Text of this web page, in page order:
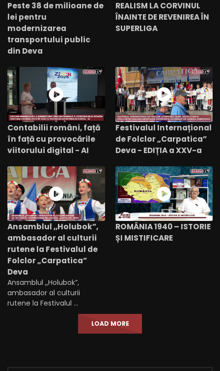
Peste 38 de milioane de
lei pentru
modernizarea
transportului public
din Deva
REALISM LA CORVINUL
ÎNAINTE DE REVENIREA ÎN
SUPERLIGA
Contabilii români, față
în față cu provocările
viitorului digital - AI
Festivalul Internațional
de Folclor „Carpatica”
Deva - EDIȚIA a XXV-a
Ansamblul ,,Holubok”,
ambasador al culturii
rutene la Festivalul de
Folclor „Carpatica”
Deva
Ansamblul ,,Holubok”,
ambasador al culturii
rutene la Festivalul ...
ROMÂNIA 1940 – ISTORIE
ȘI MISTIFICARE
LOAD MORE